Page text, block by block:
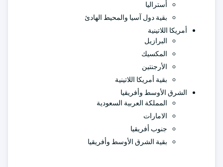
أستراليا
بقية دول آسيا والمحيط الهادئ
أمريكا اللاتينية
البرازيل
المكسيك
الأرجنتين
بقية أمريكا اللاتينية
الشرق الأوسط وأفريقيا
المملكة العربية السعودية
الامارات
جنوب أفريقيا
بقية الشرق الأوسط وأفريقيا